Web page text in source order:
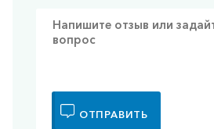
ОТПРАВИТЬ